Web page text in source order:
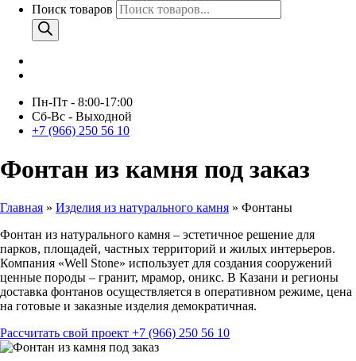
Поиск товаров
Пн-Пт - 8:00-17:00
Сб-Вс - Выходной
+7 (966) 250 56 10
Фонтан из камня под заказ
Главная » Изделия из натурального камня » Фонтаны
Фонтан из натурального камня – эстетичное решение для
парков, площадей, частных территорий и жилых интерьеров.
Компания «Well Stone» использует для создания сооружений
ценные породы – гранит, мрамор, оникс. В Казани и регионы
доставка фонтанов осуществляется в оперативном режиме, цена
на готовые и заказные изделия демократичная.
Рассчитать свой проект +7 (966) 250 56 10